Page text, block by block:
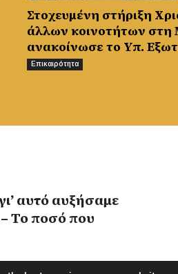
Στοχευμένη στήριξη
άλλων κοινοτήτων
ανακοίνωσε το Υπ.
Επικαιρότητα
αυτό αυξήσαμε
Το ποσό που